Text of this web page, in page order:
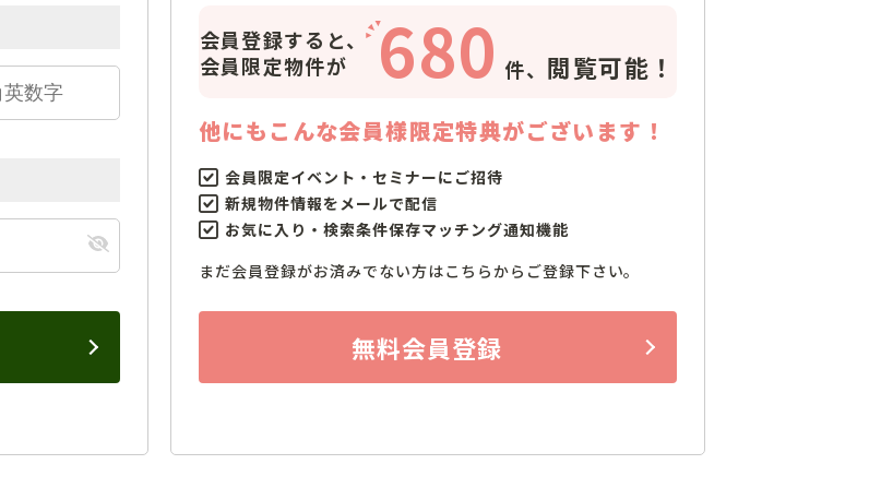
会員登録すると、
会員限定物件が
680 件、 閲覧可能！
他にもこんな会員様限定特典がございます！
会員限定イベント・セミナーにご招待
新規物件情報をメールで配信
お気に入り・検索条件保存マッチング通知機能
まだ会員登録がお済みでない方はこちらからご登録下さい。
無料会員登録